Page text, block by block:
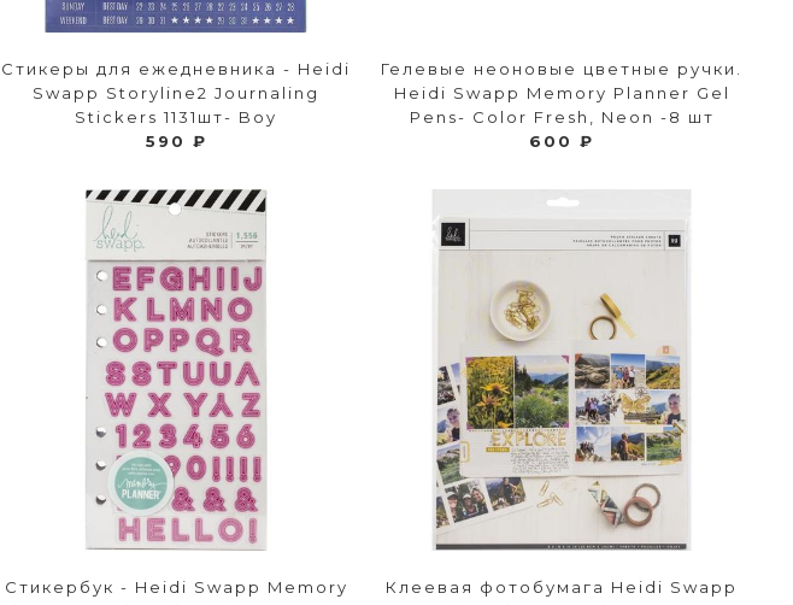
Стикеры для ежедневника - Heidi
Swapp Storyline2 Journaling
Stickers 1131шт- Boy
590 ₽
Гелевые неоновые цветные ручки.
Heidi Swapp Memory Planner Gel
Pens- Color Fresh, Neon -8 шт
600 ₽
Стикербук - Heidi Swapp Memory
Клеевая фотобумага Heidi Swapp